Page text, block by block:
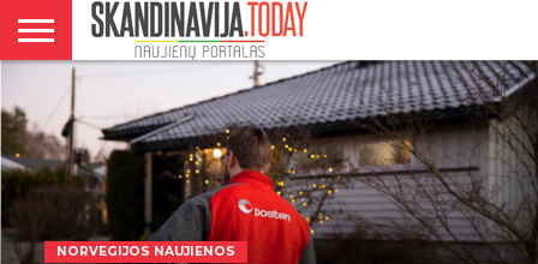
DANIJA
NORVEGIJA
ŠVEDIJA
LIETUVA
VERSLAS
NORVEGIJOS NAUJIENOS